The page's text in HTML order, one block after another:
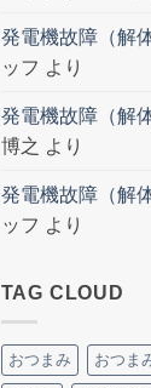
発電機故障（解体
ッフ より
発電機故障（解体
博之 より
発電機故障（解体
ッフ より
TAG CLOUD
おつまみ おつま